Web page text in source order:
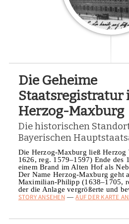
Die Geheime
Staatsregistratur
Herzog-Maxburg
Die historischen
Bayerischen
Die Herzog-Maxburg ließ
1626, reg. 1579–1597) Ende des
einem Brand im Alten Hof als
Der Name Herzog-Maxburg geht
Maximilian-Philipp (1638–1705,
der die Anlage vergrößerte und
STORY ANSEHEN — AUF DER KARTE